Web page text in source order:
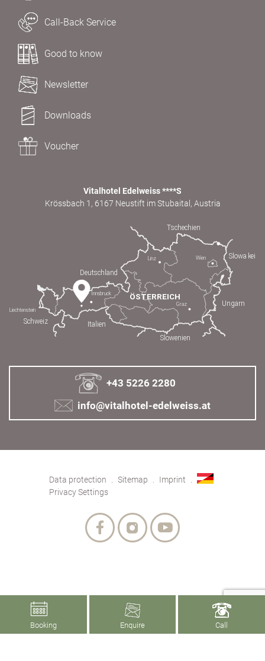
Call-Back Service
Good to know
Newsletter
Downloads
Voucher
Vitalhotel Edelweiss ****S
Krössbach 1, 6167 Neustift im Stubaital, Austria
+43 5226 2280
info@vitalhotel-edelweiss.at
Data protection Sitemap
Imprint
Privacy Settings
Booking Enquire Call